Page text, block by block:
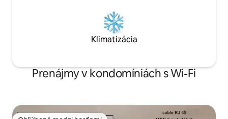
Klimatizácia
Prenájmy v kondomíniách s Wi-Fi